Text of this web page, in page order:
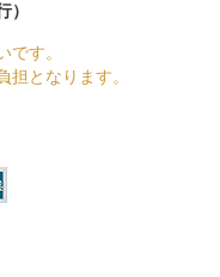
）
です。
担となります。